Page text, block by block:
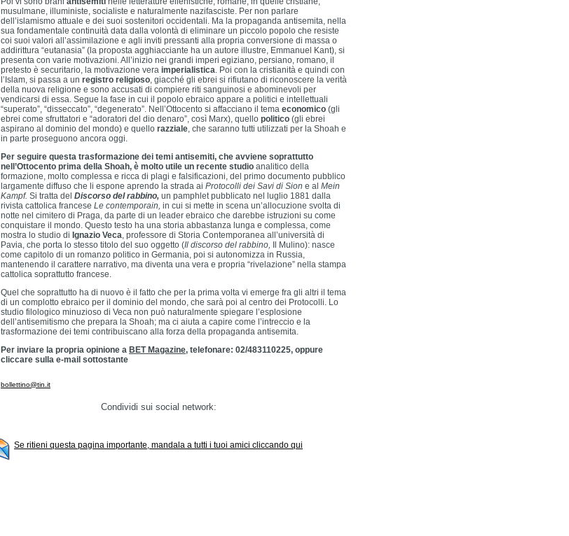
musulmane, illuministe, socialiste e naturalmente nazifasciste. Per non parlare
dell’islamismo attuale e dei suoi sostenitori occidentali. Ma la propaganda antisemita, nella
sua fondamentale continuità data dalla volontà di eliminare un piccolo popolo che resiste
coi suoi valori all’assimilazione e agli inviti pressanti alla propria conversione di massa o
addirittura “eutanasia” (la proposta agghiacciante ha un autore illustre, Emmanuel Kant), si
presenta con varie motivazioni. All’inizio nei grandi imperi egiziano, persiano, romano, il
pretesto è securitario, la motivazione vera imperialistica. Poi con la cristianità e quindi con
l’Islam, si passa a un registro religioso, giacché gli ebrei si rifiutano di riconoscere la verità
della nuova religione e sono accusati di compiere riti sanguinosi e abominevoli per
vendicarsi di essa. Segue la fase in cui il popolo ebraico appare a politici e intellettuali
“superato”, “disseccato”, “degenerato”. Nell’Ottocento si affacciano il tema economico (gli
ebrei come sfruttatori e “adoratori del dio denaro”, così Marx), quello politico (gli ebrei
aspirano al dominio del mondo) e quello razziale, che saranno tutti utilizzati per la Shoah e
in parte proseguono ancora oggi.
Per seguire questa trasformazione dei temi antisemiti, che avviene soprattutto
nell’Ottocento prima della Shoah, è molto utile un recente studio analitico della
formazione, molto complessa e ricca di plagi e falsificazioni, del primo documento pubblico
largamente diffuso che li espone aprendo la strada ai Protocolli dei Savi di Sion e al Mein
Kampf. Si tratta del Discorso del rabbino, un pamphlet pubblicato nel luglio 1881 dalla
rivista cattolica francese Le contemporain, in cui si mette in scena un’allocuzione svolta di
notte nel cimitero di Praga, da parte di un leader ebraico che darebbe istruzioni su come
conquistare il mondo. Questo testo ha una storia abbastanza lunga e complessa, come
mostra lo studio di Ignazio Veca, professore di Storia Contemporanea all’università di
Pavia, che porta lo stesso titolo del suo oggetto (Il discorso del rabbino, Il Mulino): nasce
come capitolo di un romanzo politico in Germania, poi si autonomizza in Russia,
mantenendo il carattere narrativo, ma diventa una vera e propria “rivelazione” nella stampa
cattolica soprattutto francese.
Quel che soprattutto ha di nuovo è il fatto che per la prima volta vi emerge fra gli altri il tema
di un complotto ebraico per il dominio del mondo, che sarà poi al centro dei Protocolli. Lo
studio filologico minuzioso di Veca non può naturalmente spiegare l’esplosione
dell’antisemitismo che prepara la Shoah; ma ci aiuta a capire come l’intreccio e la
trasformazione dei temi contribuiscano alla forza della propaganda antisemita.
Per inviare la propria opinione a BET Magazine, telefonare: 02/483110225, oppure
cliccare sulla e-mail sottostante
bollettino@tin.it
Condividi sui social network:
Se ritieni questa pagina importante, mandala a tutti i tuoi amici cliccando qui